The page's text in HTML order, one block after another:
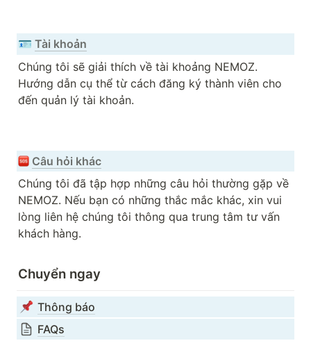
🪪 Tài khoản
Chúng tôi sẽ giải thích về tài khoảng NEMOZ.
Hướng dẫn cụ thể từ cách đăng ký thành viên cho
đến quản lý tài khoản.
Câu hỏi khác
Chúng tôi đã tập hợp những câu hỏi thường gặp về
NEMOZ. Nếu bạn có những thắc mắc khác, xin vui
lòng liên hệ chúng tôi thông qua trung tâm tư vấn
khách hàng.
Chuyển ngay
Thông báo
FAQs